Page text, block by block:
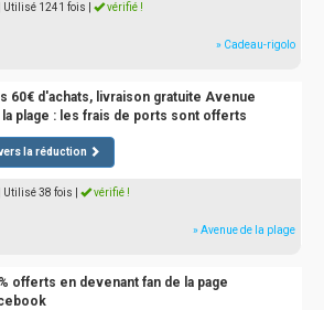
| Utilisé 1241 fois vérifié !
» Cadeau-rigolo
60€ d'achats, livraison gratuite Avenue
la plage : les frais de ports sont offerts
la réduction
| Utilisé 38 fois vérifié !
» Avenue de la plage
offerts en devenant fan de la page